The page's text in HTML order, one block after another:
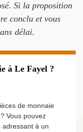
Si la proposition
conclu et vous
délai.
à Le Fayel ?
de monnaie
Vous pouvez
adressant à un